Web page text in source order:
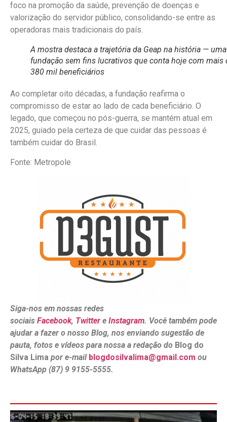
foco na promoção da saúde, prevenção de doenças e
valorização do servidor público, consolidando-se entre as
operadoras mais tradicionais do país.
A mostra destaca a trajetória da Geap na história — uma
fundação sem fins lucrativos que conta hoje com mais
380 mil beneficiários
Ao completar oito décadas, a fundação reafirma o
compromisso de estar ao lado de cada beneficiário. O
legado, que começou no pós-guerra, se mantém atual em
2025, guiado pela certeza de que cuidar das pessoas é
também cuidar do Brasil.
Fonte: Metropole
Siga-nos em nossas redes
sociais Facebook, Twitter e Instagram. Você também pode
ajudar a fazer o nosso Blog, nos enviando sugestão de
pauta, fotos e vídeos para nossa a redação do Blog do
Silva Lima por e-mail blogdosilvalima@gmail.com ou
WhatsApp (87) 9 9155-5555.